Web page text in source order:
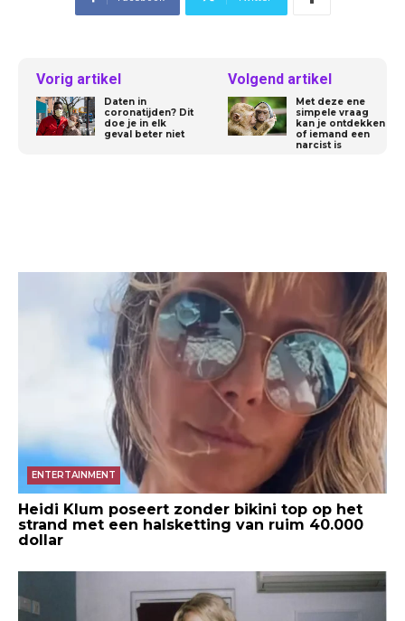
Vorig artikel
Daten in
coronatijden? Dit
doe je in elk
geval beter niet
Volgend artikel
Met deze ene
simpele vraag
kan je ontdekken
of iemand een
narcist is
ENTERTAINMENT
Heidi Klum poseert zonder bikini top op het
strand met een halsketting van ruim 40.000
dollar